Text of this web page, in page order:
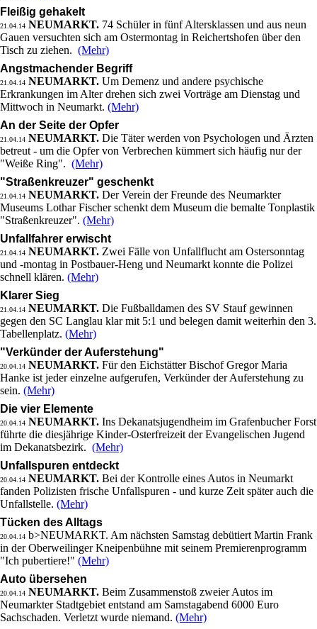
Fleißig gehakelt
21.04.14 NEUMARKT. 74 Schüler in fünf Altersklassen und aus neun
Gauen versuchten sich am Ostermontag in Reichertshofen über den
Tisch zu ziehen. (Mehr)
Angstmachender Begriff
21.04.14 NEUMARKT. Um Demenz und andere psychische
Erkrankungen im Alter drehen sich zwei Vorträge am Dienstag und
Mittwoch in Neumarkt. (Mehr)
An der Seite der Opfer
21.04.14 NEUMARKT. Die Täter werden von Psychologen und Ärzten
betreut - um die Opfer von Verbrechen kümmert sich häufig nur der
"Weiße Ring". (Mehr)
"Straßenkreuzer" geschenkt
21.04.14 NEUMARKT. Der Verein der Freunde des Neumarkter
Museums Lothar Fischer schenkt dem Museum die bemalte Tonplastik
"Straßenkreuzer". (Mehr)
Unfallfahrer erwischt
21.04.14 NEUMARKT. Zwei Fälle von Unfallflucht am Ostersonntag
und -montag in Postbauer-Heng und Neumarkt konnte die Polizei
schnell klären. (Mehr)
Klarer Sieg
21.04.14 NEUMARKT. Die Fußballdamen des SV Stauf gewinnen
gegen den SC Langlau klar mit 5:1 und belegen damit weiterhin den 3.
Tabellenplatz. (Mehr)
"Verkünder der Auferstehung"
20.04.14 NEUMARKT. Für den Eichstätter Bischof Gregor Maria
Hanke ist jeder einzelne aufgerufen, Verkünder der Auferstehung zu
sein. (Mehr)
Die vier Elemente
20.04.14 NEUMARKT. Ins Dekanatsjugendheim im Grafenbucher Forst
führte die diesjährige Kinder-Osterfreizeit der Evangelischen Jugend
im Dekanatsbezirk. (Mehr)
Unfallspuren entdeckt
20.04.14 NEUMARKT. Bei der Kontrolle eines Autos in Neumarkt
fanden Polizisten frische Unfallspuren - und kurze Zeit später auch die
Unfallstelle. (Mehr)
Tücken des Alltags
20.04.14 b>NEUMARKT. Am nächsten Samstag debütiert Martin Frank
in der Oberweilinger Kneipenbühne mit seinem Premierenprogramm
"Ich pubertiere!" (Mehr)
Auto übersehen
20.04.14 NEUMARKT. Beim Zusammenstoß zweier Autos im
Neumarkter Stadtgebiet entstand am Samstagabend 6000 Euro
Sachschaden. Verletzt wurde niemand. (Mehr)